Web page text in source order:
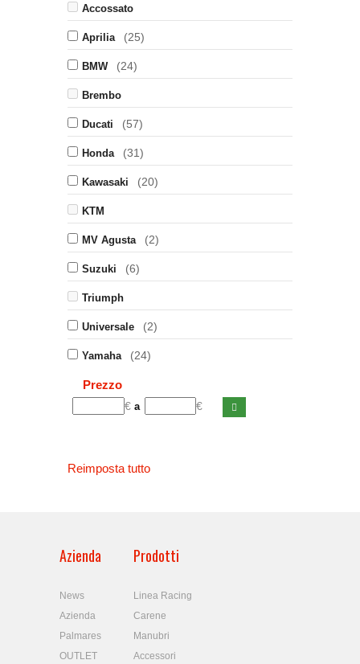
Accossato
Aprilia (25)
BMW (24)
Brembo
Ducati (57)
Honda (31)
Kawasaki (20)
KTM
MV Agusta (2)
Suzuki (6)
Triumph
Universale (2)
Yamaha (24)
Prezzo
€ a €
Reimposta tutto
Azienda
News
Azienda
Palmares
OUTLET
Prodotti
Linea Racing
Carene
Manubri
Accessori